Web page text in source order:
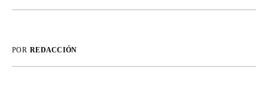
POR REDACCIÓN